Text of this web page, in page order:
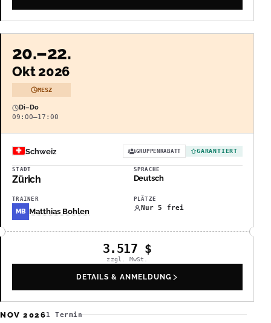
20.–22.
Okt 2026
MESZ
Di–Do
09:00–17:00
Schweiz GRUPPENRABATT GARANTIERT
STADT
Zürich
SPRACHE
Deutsch
TRAINER
MB Matthias Bohlen
PLÄTZE
Nur 5 frei
3.517 $
zzgl. MwSt.
DETAILS & ANMELDUNG
NOV 20261 Termin